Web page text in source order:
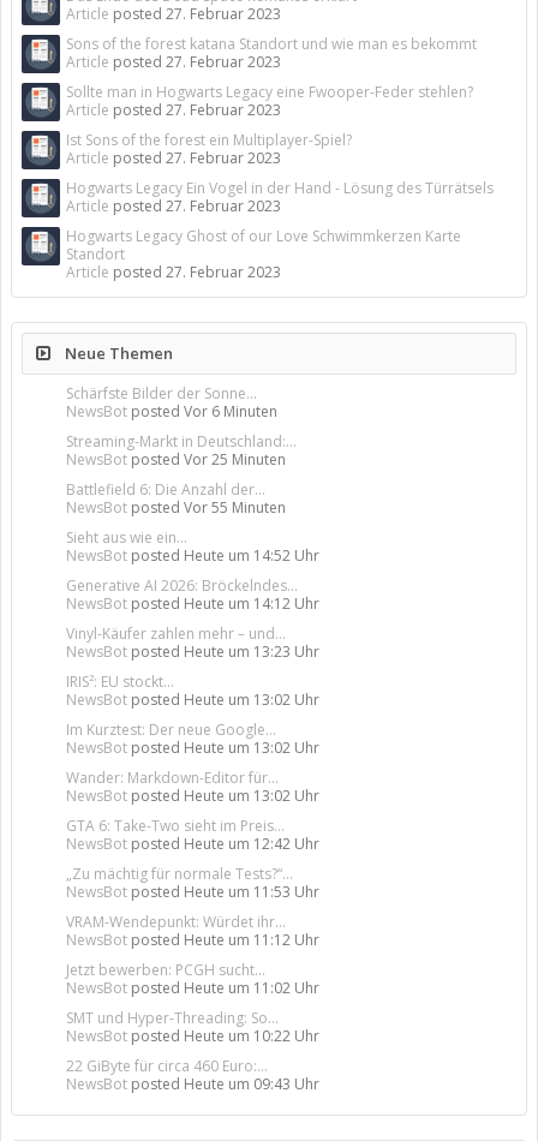
Article posted 27. Februar 2023
Sons of the forest katana Standort und wie man es bekommt
Article posted 27. Februar 2023
Sollte man in Hogwarts Legacy eine Fwooper-Feder stehlen?
Article posted 27. Februar 2023
Ist Sons of the forest ein Multiplayer-Spiel?
Article posted 27. Februar 2023
Hogwarts Legacy Ein Vogel in der Hand - Lösung des Türrätsels
Article posted 27. Februar 2023
Hogwarts Legacy Ghost of our Love Schwimmkerzen Karte
Standort
Article posted 27. Februar 2023
Neue Themen
Schärfste Bilder der Sonne...
NewsBot posted Vor 6 Minuten
Streaming-Markt in Deutschland:...
NewsBot posted Vor 25 Minuten
Battlefield 6: Die Anzahl der...
NewsBot posted Vor 55 Minuten
Sieht aus wie ein...
NewsBot posted Heute um 14:52 Uhr
Generative AI 2026: Bröckelndes...
NewsBot posted Heute um 14:12 Uhr
Vinyl-Käufer zahlen mehr – und...
NewsBot posted Heute um 13:23 Uhr
IRIS²: EU stockt...
NewsBot posted Heute um 13:02 Uhr
Im Kurztest: Der neue Google...
NewsBot posted Heute um 13:02 Uhr
Wander: Markdown-Editor für...
NewsBot posted Heute um 13:02 Uhr
GTA 6: Take-Two sieht im Preis...
NewsBot posted Heute um 12:42 Uhr
„Zu mächtig für normale Tests?“...
NewsBot posted Heute um 11:53 Uhr
VRAM-Wendepunkt: Würdet ihr...
NewsBot posted Heute um 11:12 Uhr
Jetzt bewerben: PCGH sucht...
NewsBot posted Heute um 11:02 Uhr
SMT und Hyper-Threading: So...
NewsBot posted Heute um 10:22 Uhr
22 GiByte für circa 460 Euro:...
NewsBot posted Heute um 09:43 Uhr